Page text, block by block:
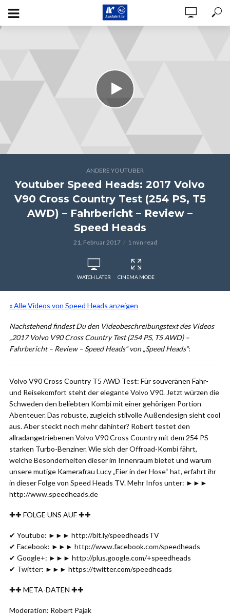
ANDERE YOUTUBER
Youtuber Speed Heads: 2017 Volvo
V90 Cross Country Test (254 PS, T5
AWD) – Fahrbericht – Review –
Speed Heads
21. Februar 2017 1 min read
WATCH LATER CINEMA MODE
« Alle Videos von Speed Heads anzeigen
Nachstehend findest Du den Videobeschreibungstext des Videos
„2017 Volvo V90 Cross Country Test (254 PS, T5 AWD) –
Fahrbericht – Review – Speed Heads“ von „Speed Heads“:
Volvo V90 Cross Country T5 AWD Test: Für souveränen Fahr-
und Reisekomfort steht der elegante Volvo V90. Jetzt würzen die
Schweden den beliebten Kombi mit einer gehörigen Portion
Abenteuer. Das robuste, zugleich stilvolle Außendesign sieht cool
aus. Aber steckt noch mehr dahinter? Robert testet den
allradangetriebenen Volvo V90 Cross Country mit dem 254 PS
starken Turbo-Benziner. Wie sich der Offroad-Kombi fährt,
welche Besonderheiten dieser im Innenraum bietet und warum
unsere mutige Kamerafrau Lucy „Eier in der Hose“ hat, erfahrt ihr
in dieser Folge von Speed Heads TV. Mehr Infos unter: ►►►
http://www.speedheads.de
✚✚ FOLGE UNS AUF ✚✚
✔ Youtube: ►►► http://bit.ly/speedheadsTV
✔ Facebook: ►►► http://www.facebook.com/speedheads
✔ Google+: ►►► http://plus.google.com/+speedheads
✔ Twitter: ►►► https://twitter.com/speedheads
✚✚ META-DATEN ✚✚
Moderation: Robert Pajak